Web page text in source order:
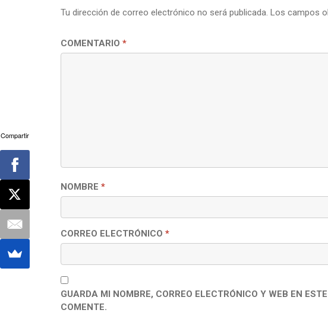
Tu dirección de correo electrónico no será publicada. Los campos
COMENTARIO *
NOMBRE *
CORREO ELECTRÓNICO *
GUARDA MI NOMBRE, CORREO ELECTRÓNICO Y WEB EN
COMENTE.
Compartir